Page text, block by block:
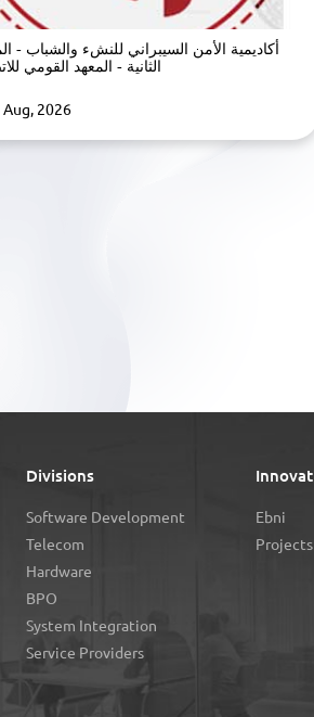
أكاديمية الأمن السيبراني للنشء والشباب -
الثانية - المعهد القومي
Aug, 2026
Divisions
Software Development
Telecom
Hardware
BPO
System Integration
Service Providers
Ebni
Projects